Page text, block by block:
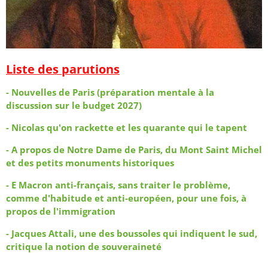
Liste des parutions
- Nouvelles de Paris (préparation mentale à la
discussion sur le budget 2027)
- Nicolas qu'on rackette et les quarante qui le tapent
- A propos de Notre Dame de Paris, du Mont Saint Michel
et des petits monuments historiques
- E Macron anti-français, sans traiter le problème,
comme d'habitude et anti-européen, pour une fois, à
propos de l'immigration
- Jacques Attali, une des boussoles qui indiquent le sud,
critique la notion de souveraineté